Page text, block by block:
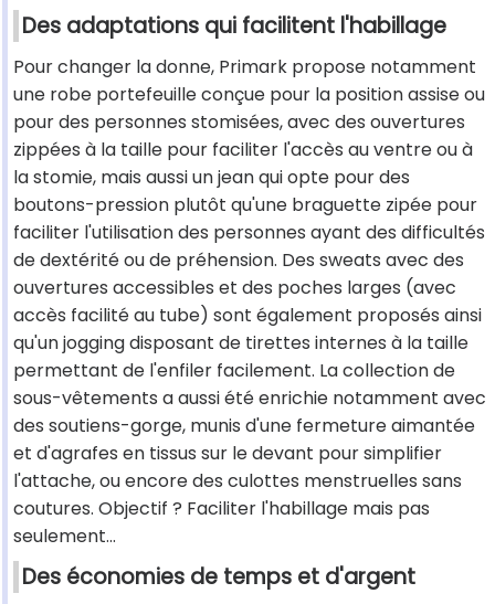
Des adaptations qui facilitent l'habillage
Pour changer la donne, Primark propose notamment
une robe portefeuille conçue pour la position assise ou
pour des personnes stomisées, avec des ouvertures
zippées à la taille pour faciliter l'accès au ventre ou à
la stomie, mais aussi un jean qui opte pour des
boutons-pression plutôt qu'une braguette zipée pour
faciliter l'utilisation des personnes ayant des difficultés
de dextérité ou de préhension. Des sweats avec des
ouvertures accessibles et des poches larges (avec
accès facilité au tube) sont également proposés ainsi
qu'un jogging disposant de tirettes internes à la taille
permettant de l'enfiler facilement. La collection de
sous-vêtements a aussi été enrichie notamment avec
des soutiens-gorge, munis d'une fermeture aimantée
et d'agrafes en tissus sur le devant pour simplifier
l'attache, ou encore des culottes menstruelles sans
coutures. Objectif ? Faciliter l'habillage mais pas
seulement...
Des économies de temps et d'argent